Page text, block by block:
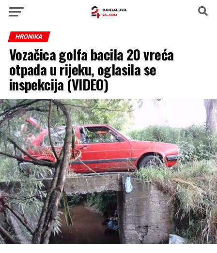
HRONIKA
Vozačica golfa bacila 20 vreća
otpada u rijeku, oglasila se
inspekcija (VIDEO)